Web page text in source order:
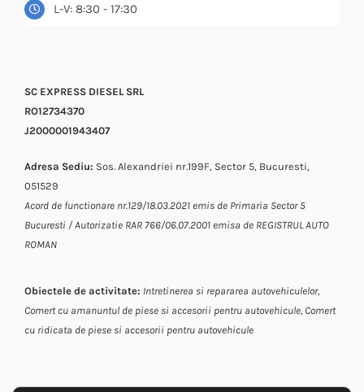
L-V: 8:30 - 17:30
SC EXPRESS DIESEL SRL
RO12734370
J2000001943407
Adresa Sediu: Sos. Alexandriei nr.199F, Sector 5, Bucuresti,
051529
Acord de functionare nr.129/18.03.2021 emis de Primaria Sector 5
Bucuresti / Autorizatie RAR 766/06.07.2001 emisa de REGISTRUL AUTO
ROMAN
Obiectele de activitate: Intretinerea si repararea autovehiculelor,
Comert cu amanuntul de piese si accesorii pentru autovehicule, Comert
cu ridicata de piese si accesorii pentru autovehicule